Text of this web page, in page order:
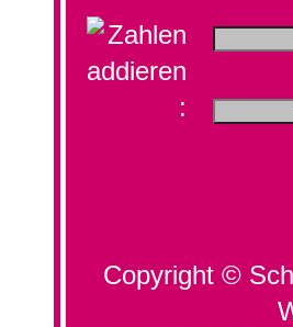
:
Copyright ©